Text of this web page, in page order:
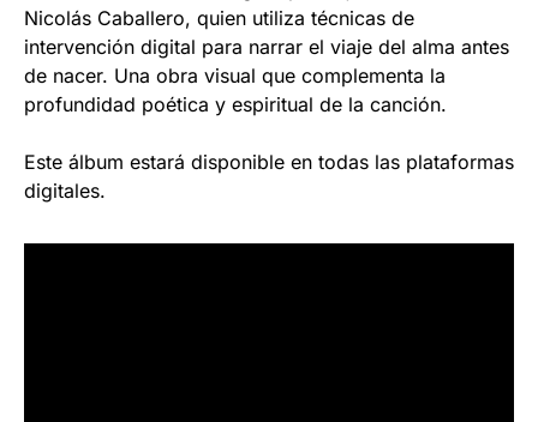
Nicolás Caballero, quien utiliza técnicas de
intervención digital para narrar el viaje del alma antes
de nacer. Una obra visual que complementa la
profundidad poética y espiritual de la canción.
Este álbum estará disponible en todas las plataformas
digitales.